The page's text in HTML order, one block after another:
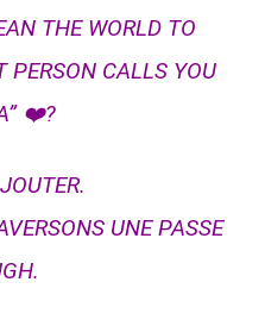
THE WORLD TO
PERSON CALLS YOU
❤️?
UNE PASSE